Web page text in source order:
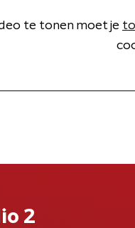
te tonen moet je
2